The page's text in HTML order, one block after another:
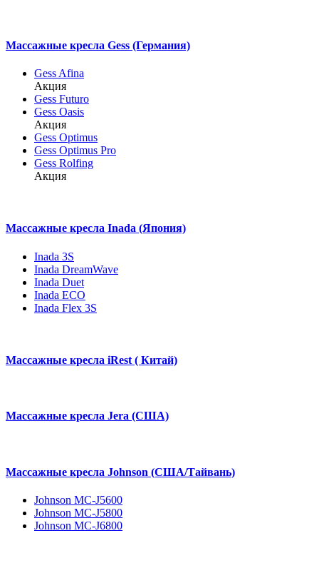
Массажные кресла Gess (Германия)
Gess Afina
Акция
Gess Futuro
Gess Oasis
Акция
Gess Optimus
Gess Optimus Pro
Gess Rolfing
Акция
Массажные кресла Inada (Япония)
Inada 3S
Inada DreamWave
Inada Duet
Inada ECO
Inada Flex 3S
Массажные кресла iRest ( Китай)
Массажные кресла Jera (США)
Массажные кресла Johnson (США/Тайвань)
Johnson MC-J5600
Johnson MC-J5800
Johnson MC-J6800